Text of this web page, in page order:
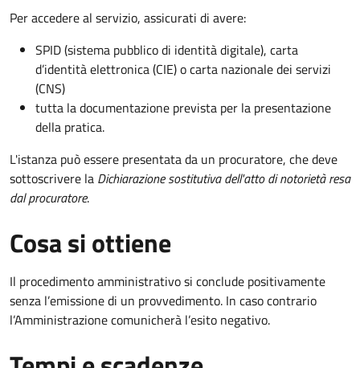
Per accedere al servizio, assicurati di avere:
SPID (sistema pubblico di identità digitale), carta
d’identità elettronica (CIE) o carta nazionale dei servizi
(CNS)
tutta la documentazione prevista per la presentazione
della pratica.
L'istanza può essere presentata da un procuratore, che deve
sottoscrivere la Dichiarazione sostitutiva dell'atto di notorietà resa
dal procuratore.
Cosa si ottiene
Il procedimento amministrativo si conclude positivamente
senza l’emissione di un provvedimento. In caso contrario
l’Amministrazione comunicherà l’esito negativo.